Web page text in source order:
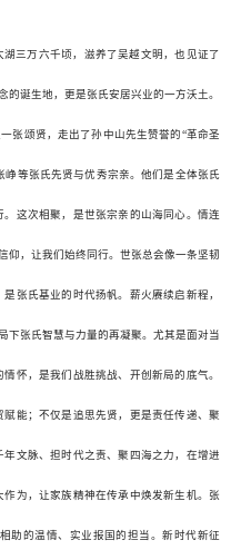
三万六千顷，滋养了吴越文明，也见证了
的诞生地，更是张氏安居兴业的一方沃土。
张颂贤，走出了孙中山先生赞誉的“革命圣
峥等张氏先贤与优秀宗亲。他们是全体张氏
这次相聚，是世张宗亲的山海同心。情连
仰，让我们始终同行。世张总会像一条坚韧
张氏基业的时代扬帆。薪火赓续启新程，
下张氏智慧与力量的再凝聚。尤其是面对当
怀，是我们战胜挑战、开创新局的底气。
能；不仅是追思先贤，更是责任传递、聚
文脉、担时代之责、聚四海之力，在增进
为，让家族精神在传承中焕发新生机。张
助的温情、实业报国的担当。新时代新征